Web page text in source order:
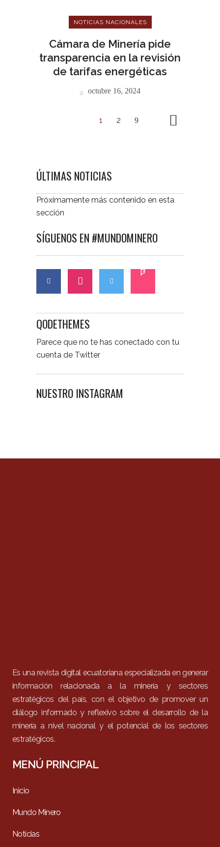
NOTICIAS NACIONALES
Cámara de Minería pide
transparencia en la revisión
de tarifas energéticas
octubre 16, 2024
1 2
ÚLTIMAS NOTICIAS
Próximamente más contenido en esta
sección
SÍGUENOS EN #MUNDOMINERO
QODETHEMES
Parece que no te has conectado con tu
cuenta de Twitter
NUESTRO INSTAGRAM
Es una revista digital ecuatoriana especializada en generar
información relacionada a la minería y sectores
estratégicos del país, con el objetivo de promover un
diálogo informado y reflexivo sobre el desarrollo de la
minería a nivel nacional y el potencial de los sectores
estratégicos.
MENÚ PRINCIPAL
Inicio
Mundo Minero
Noticias